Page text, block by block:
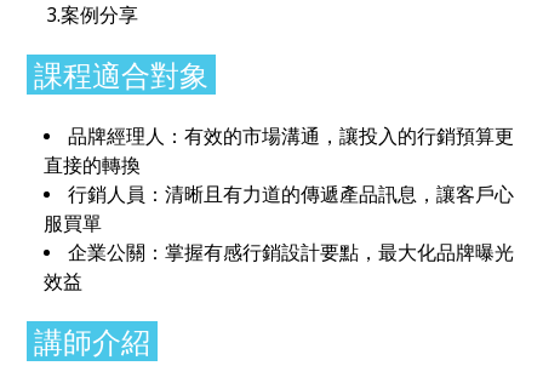
3.案例分享
課程適合對象
品牌經理人：有效的市場溝通，讓投入的行銷預算更
直接的轉換
行銷人員：清晰且有力道的傳遞產品訊息，讓客戶心
服買單
企業公關：掌握有感行銷設計要點，最大化品牌曝光
效益
講師介紹